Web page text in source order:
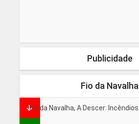
Publicidade
Fio da Navalha
Fio da Navalha, A Descer: Incêndios